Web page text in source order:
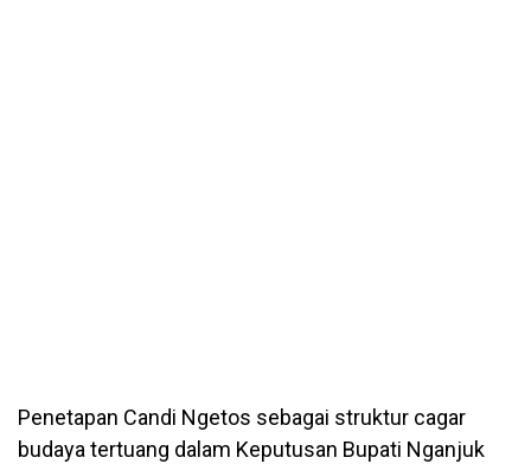
Penetapan Candi Ngetos sebagai struktur cagar
budaya tertuang dalam Keputusan Bupati Nganjuk